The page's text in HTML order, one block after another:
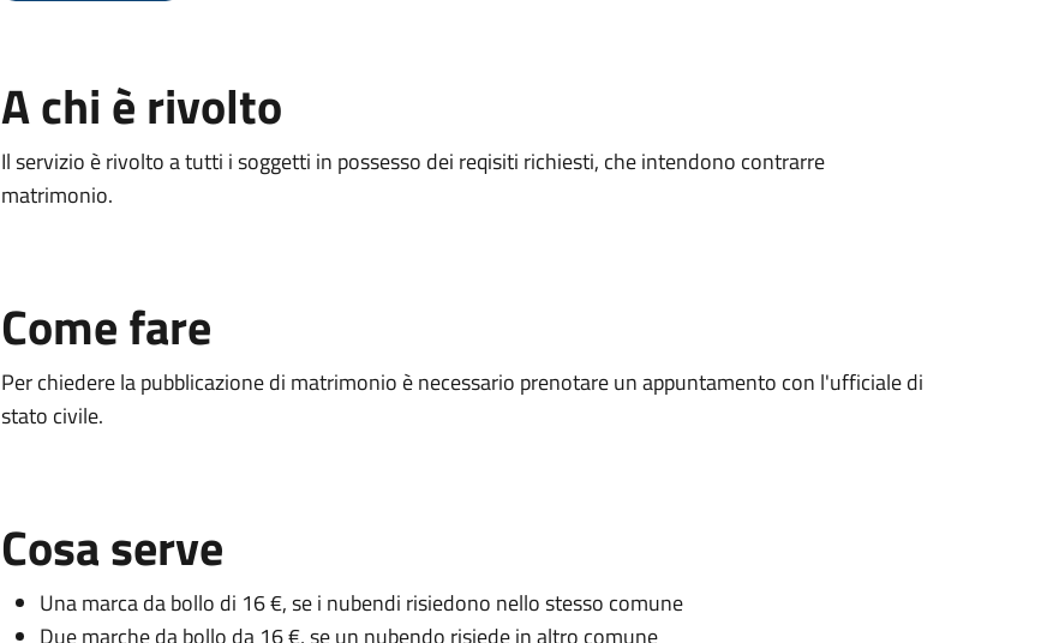
A chi è rivolto
Il servizio è rivolto a tutti i soggetti in possesso dei reqisiti richiesti, che intendono contrarre
matrimonio.
Come fare
Per chiedere la pubblicazione di matrimonio è necessario prenotare un appuntamento con l'ufficiale di
stato civile.
Cosa serve
Una marca da bollo di 16 €, se i nubendi risiedono nello stesso comune
Due marche da bollo da 16 €, se un nubendo risiede in altro comune